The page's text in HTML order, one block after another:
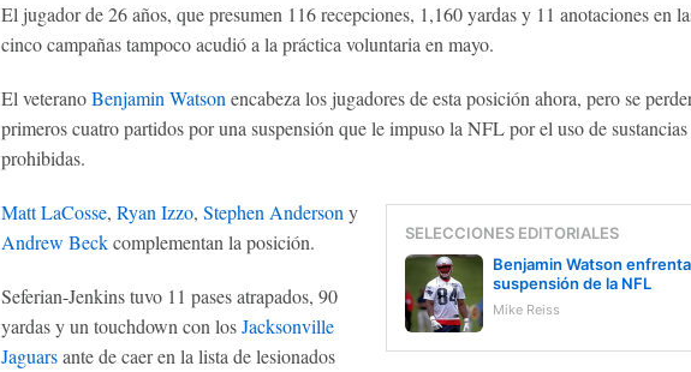
El jugador de 26 años, que presumen 116 recepciones, 1,160 yardas y 11 anotaciones en
cinco campañas tampoco acudió a la práctica voluntaria en mayo.
El veteranoBenjamin Watson encabeza los jugadores de esta posición ahora, pero se
primeros cuatro partidos por una suspensión que le impuso la NFL por el uso de sustancias
prohibidas.
SELECCIONES EDITORIALES
Benjamin Watson enfrenta
suspensión de la NFL
Mike Reiss
Matt LaCosse, Ryan Izzo, Stephen Anderson y
Andrew Beckcomplementan la posición.
Seferian-Jenkins tuvo 11 pases atrapados, 90
yardas y un touchdown con losJacksonville
Jaguarsante de caer en la lista de lesionados